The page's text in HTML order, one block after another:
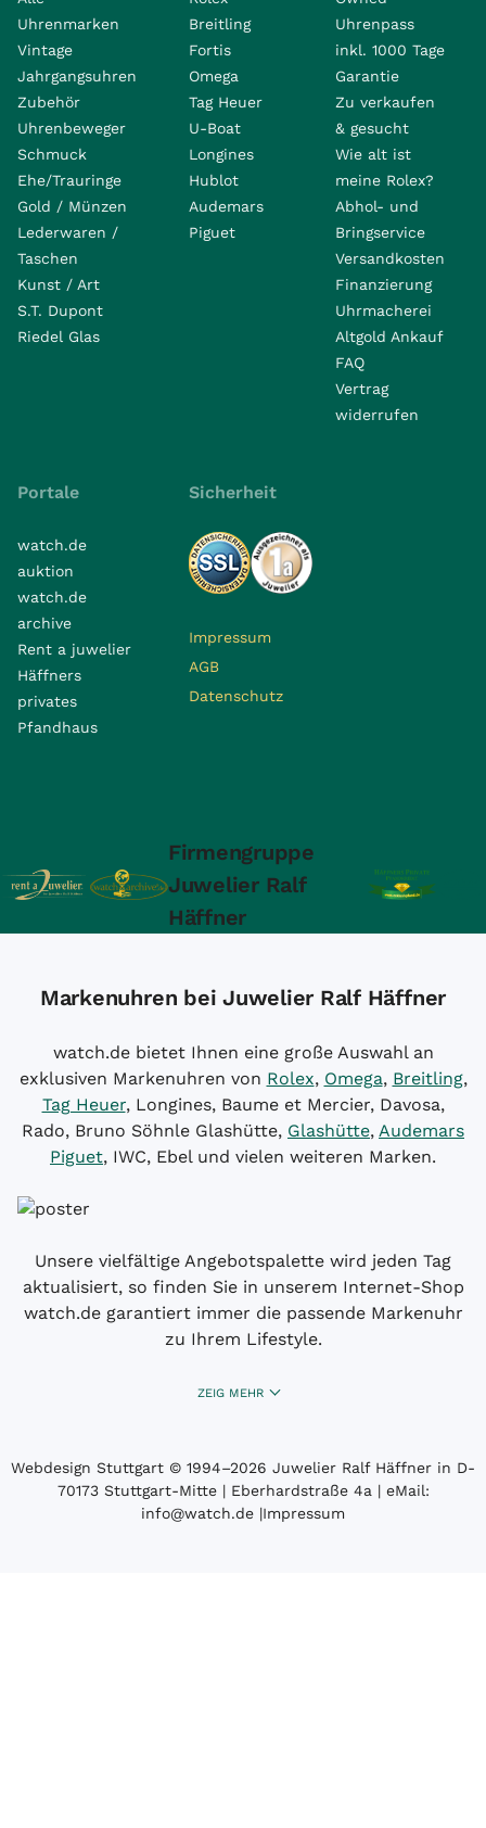
Uhrenmarken
Vintage
Jahrgangsuhren
Zubehör
Uhrenbeweger
Schmuck
Ehe/Trauringe
Gold / Münzen
Lederwaren /
Taschen
Kunst / Art
S.T. Dupont
Riedel Glas
Breitling
Fortis
Omega
Tag Heuer
U-Boat
Longines
Hublot
Audemars
Piguet
Uhrenpass
inkl. 1000 Tage
Garantie
Zu verkaufen
& gesucht
Wie alt ist
meine Rolex?
Abhol- und
Bringservice
Versandkosten
Finanzierung
Uhrmacherei
Altgold Ankauf
FAQ
Vertrag
widerrufen
Portale
watch.de
auktion
watch.de
archive
Rent a juwelier
Häffners
privates
Pfandhaus
Sicherheit
Impressum
AGB
Datenschutz
Firmengruppe
Juwelier Ralf
Häffner
Markenuhren bei Juwelier Ralf Häffner
watch.de bietet Ihnen eine große Auswahl an
exklusiven Markenuhren von Rolex, Omega, Breitling,
Tag Heuer, Longines, Baume et Mercier, Davosa,
Rado, Bruno Söhnle Glashütte, Glashütte, Audemars
Piguet, IWC, Ebel und vielen weiteren Marken.
Unsere vielfältige Angebotspalette wird jeden Tag
aktualisiert, so finden Sie in unserem Internet-Shop
watch.de garantiert immer die passende Markenuhr
zu Ihrem Lifestyle.
ZEIG MEHR
Webdesign Stuttgart © 1994­–2026 Juwelier Ralf Häffner in D-
70173 Stuttgart-Mitte | Eberhardstraße 4a | eMail:
info@watch.de |Impressum